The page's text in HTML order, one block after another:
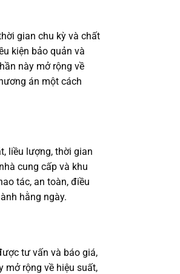
gian chu kỳ và chất
kiện bảo quản và
này mở rộng về
án một cách
liều lượng, thời gian
cung cấp và khu
tác, an toàn, điều
hằng ngày.
tư vấn và báo giá,
mở rộng về hiệu suất,